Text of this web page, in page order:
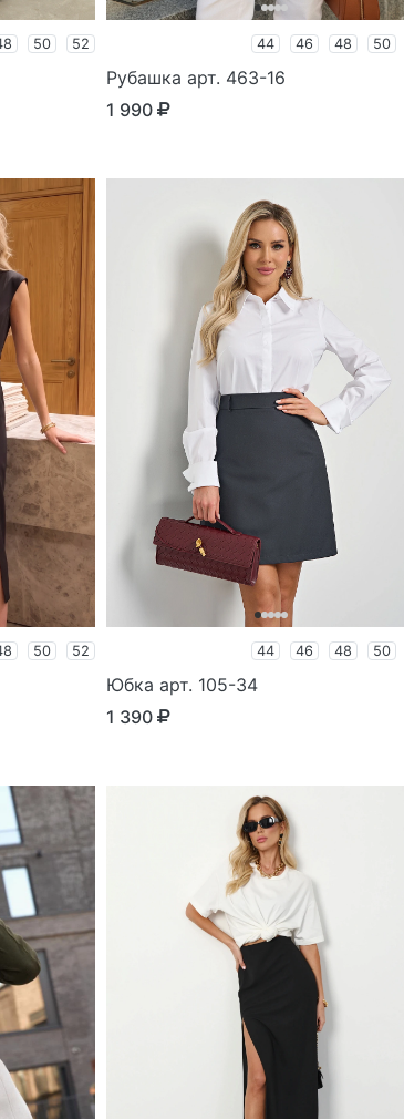
50 52 44 46 48 50
Рубашка арт. 463-16
1 990
50 52 44 46 48 50
Юбка арт. 105-34
1 390